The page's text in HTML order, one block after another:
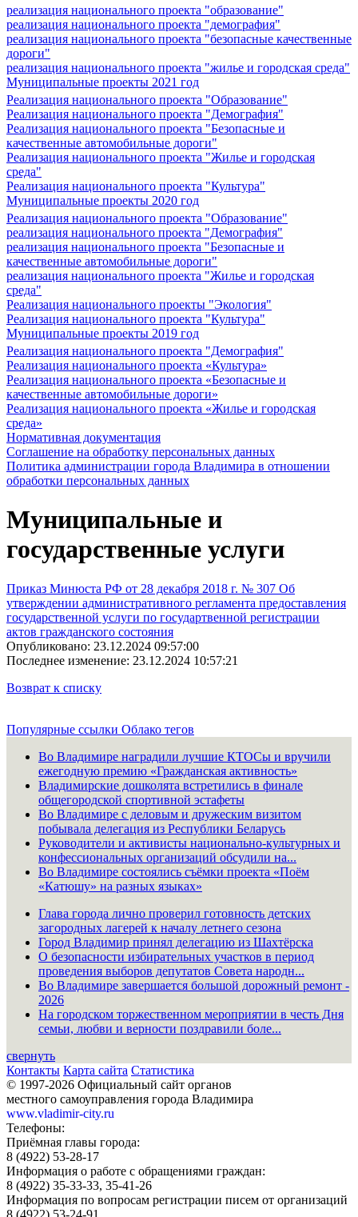
реализация национального проекта "образование"
реализация национального проекта "демография"
реализация национального проекта "безопасные качественные
дороги"
реализация национального проекта "жилье и городская среда"
Муниципальные проекты 2021 год
Реализация национального проекта "Образование"
Реализация национального проекта "Демография"
Реализация национального проекта "Безопасные и
качественные автомобильные дороги"
Реализация национального проекта "Жилье и городская
среда"
Реализация национального проекта "Культура"
Муниципальные проекты 2020 год
Реализация национального проекта "Образование"
реализация национального проекта "Демография"
реализация национального проекта "Безопасные и
качественные автомобильные дороги"
реализация национального проекта "Жилье и городская
среда"
Реализация национального проекты "Экология"
Реализация национального проекта "Культура"
Муниципальные проекты 2019 год
Реализация национального проекта "Демография"
Реализация национального проекта «Культура»
Реализация национального проекта «Безопасные и
качественные автомобильные дороги»
Реализация национального проекта «Жилье и городская
среда»
Нормативная документация
Соглашение на обработку персональных данных
Политика администрации города Владимира в отношении
обработки персональных данных
Муниципальные и
государственные услуги
Приказ Минюста РФ от 28 декабря 2018 г. № 307 Об
утверждении административного регламента предоставления
государственной услуги по государтвенной регистрации
актов гражданского состояния
Опубликовано: 23.12.2024 09:57:00
Последнее изменение: 23.12.2024 10:57:21
Возврат к списку
Популярные ссылки Облако тегов
Во Владимире наградили лучшие КТОСы и вручили
ежегодную премию «Гражданская активность»
Владимирские дошколята встретились в финале
общегородской спортивной эстафеты
Во Владимире с деловым и дружеским визитом
побывала делегация из Республики Беларусь
Руководители и активисты национально-культурных и
конфессиональных организаций обсудили на...
Во Владимире состоялись съёмки проекта «Поём
«Катюшу» на разных языках»
Глава города лично проверил готовность детских
загородных лагерей к началу летнего сезона
Город Владимир принял делегацию из Шахтёрска
О безопасности избирательных участков в период
проведения выборов депутатов Совета народн...
Во Владимире завершается большой дорожный ремонт -
2026
На городском торжественном мероприятии в честь Дня
семьи, любви и верности поздравили боле...
свернуть
Контакты Карта сайта Статистика
© 1997-2026 Официальный сайт органов
местного самоуправления города Владимира
www.vladimir-city.ru
Телефоны:
Приёмная главы города:
8 (4922) 53-28-17
Информация о работе с обращениями граждан:
8 (4922) 35-33-33, 35-41-26
Информация по вопросам регистрации писем от организаций
8 (4922) 53-24-91